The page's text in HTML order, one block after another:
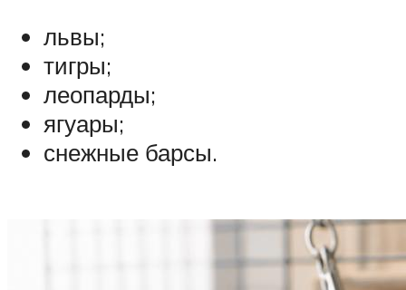
львы;
тигры;
леопарды;
ягуары;
снежные барсы.